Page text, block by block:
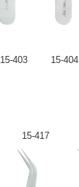
15-403 15-404
15-417